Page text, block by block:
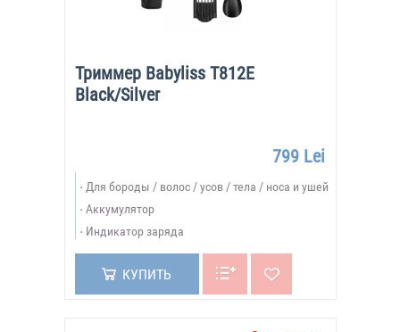
Триммер Babyliss T812E
Black/Silver
799 Lei
Для бороды / волос / усов / тела / носа и ушей
Аккумулятор
Индикатор заряда
КУПИТЬ